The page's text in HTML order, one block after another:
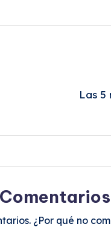
Las 5
Comentarios
¿Por qué no